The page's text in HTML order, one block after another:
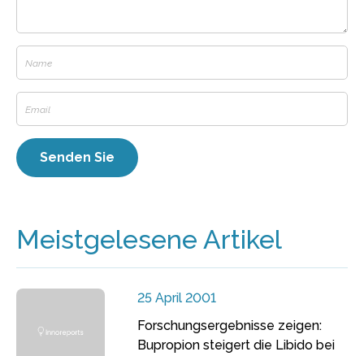
Meistgelesene Artikel
25 April 2001
Forschungsergebnisse zeigen:
Bupropion steigert die Libido bei